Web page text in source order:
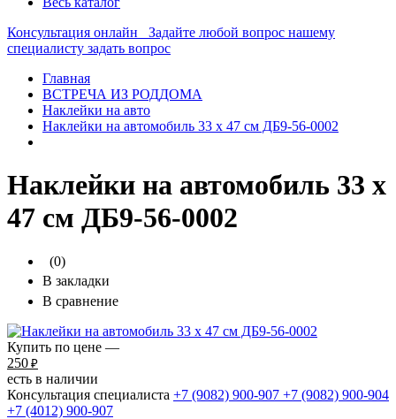
Консультация онлайн
Задайте любой вопрос нашему
специалисту задать вопрос
Главная
ВСТРЕЧА ИЗ РОДДОМА
Наклейки на авто
Наклейки на автомобиль 33 х 47 см ДБ9-56-0002
Наклейки на автомобиль 33 х
47 см ДБ9-56-0002
(0)
В закладки
В сравнение
Купить по цене —
250 ₽
есть в наличии
Консультация специалиста +7 (9082) 900-907 +7 (9082) 900-904
+7 (4012) 900-907